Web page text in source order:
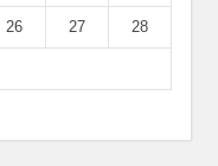
26 27 28